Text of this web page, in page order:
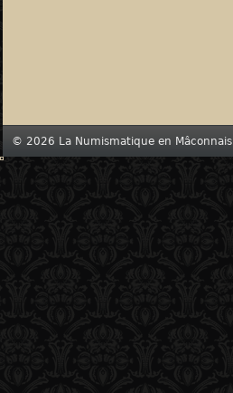
© 2026 La Numismatique en Mâconnais